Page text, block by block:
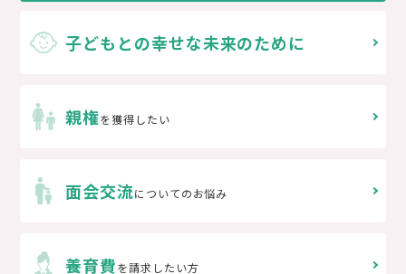
子どもとの幸せな未来のために
親権を獲得したい
面会交流についてのお悩み
養育費を請求したい方